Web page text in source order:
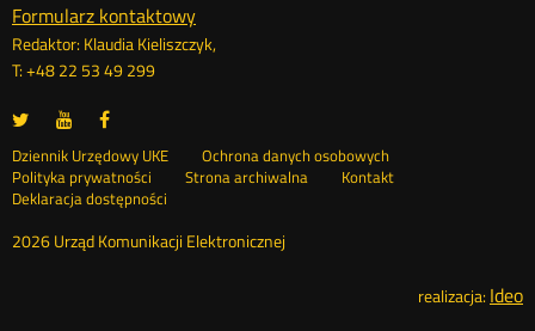
Formularz kontaktowy
Redaktor: Klaudia Kieliszczyk,
T: +48 22 53 49 299
UKE
portalu
Twitter
Otwórz
nowym
oknie
UKE
portalu
Youtube
Otwórz
nowym
oknie
portalu
Facebook
nowym
oknie
Stopka
menu
Dziennik Urzędowy UKE Otwórz
Ochrona danych osobowych
Polityka prywatności
Otwórz
w
oknie
Strona archiwalna
Kontakt
Deklaracja dostępności
2026 Urząd Komunikacji Elektronicznej
realizacja: Ideo